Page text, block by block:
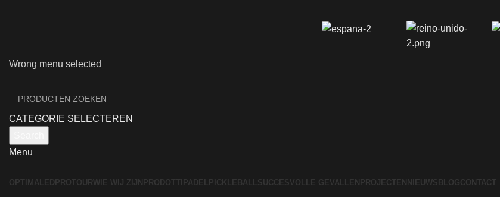
Wrong menu selected
CATEGORIE SELECTEREN
Menu
OPTIMALED PROTOUR WIE WIJ ZIJN PRODOTTI PADEL PICKLEBALLSUCCESVOLLE GEVALLEN PROJECTEN NIEUWS BLOGCONTACT